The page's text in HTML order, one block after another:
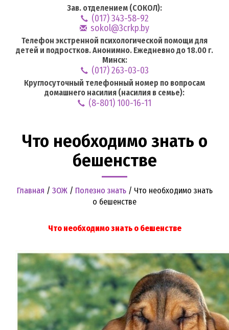
Зав. отделением (СОКОЛ):
(017) 343-58-92
sokol@3crkp.by
Телефон экстренной психологической помощи для
детей и подростков. Анонимно. Ежедневно до 18.00 г.
Минск:
(017) 263-03-03
Круглосуточный телефонный номер по вопросам
домашнего насилия (насилия в семье):
(8-801) 100-16-11
Что необходимо знать о
бешенстве
Главная / ЗОЖ/ Полезно знать/ Что необходимо знать
о бешенстве
Что необходимо знать о бешенстве